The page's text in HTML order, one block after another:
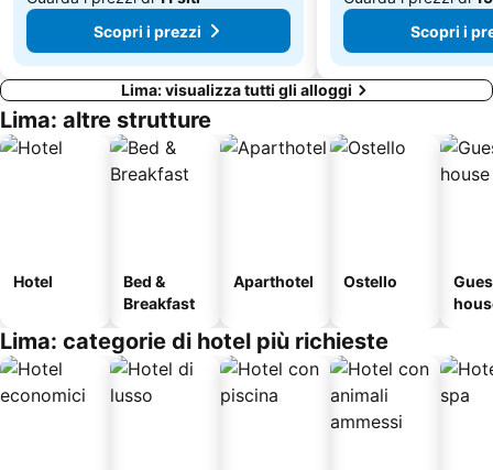
Scopri i prezzi
Scopri i
Lima: visualizza tutti gli alloggi
Lima: altre strutture
Hotel
Bed &
Breakfast
Aparthotel Ostello
Lima: categorie di hotel più richieste